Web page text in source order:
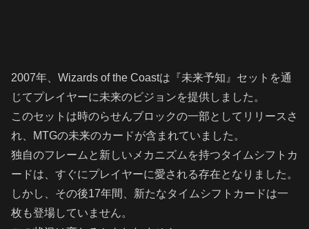
2007年、Wizards of the Coastは『未来予知』セットを通
じてプレイヤーに未来のビジョンを提供しました。
このセットは時のらせんブロックの一部としてリリースさ
れ、MTGの未来のカードが含まれていました。
独自のフレームと新しいメカニズムを持つタイムシフトカ
ードは、すぐにプレイヤーに愛される存在となりました。
しかし、その後17年間、新たなタイムシフトカードは一
枚も登場していません。